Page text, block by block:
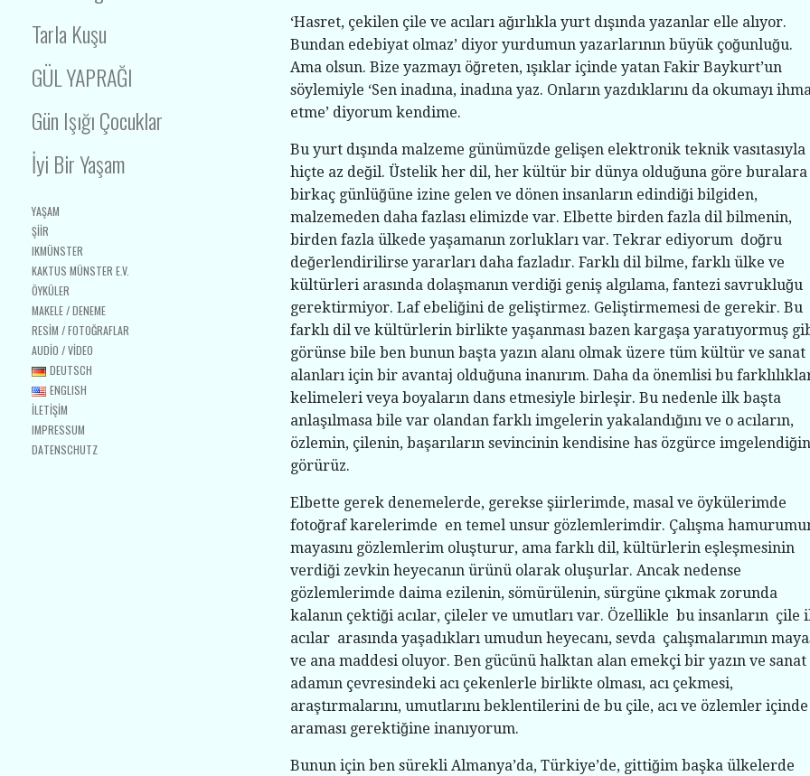
Tarla Kuşu
GÜL YAPRAĞI
Gün Işığı Çocuklar
İyi Bir Yaşam
YAŞAM
ŞIIR
IKMÜNSTER
KAKTUS MÜNSTER E.V.
ÖYKÜLER
MAKELE / DENEME
RESIM / FOTOĞRAFLAR
AUDIO / VIDEO
DEUTSCH
ENGLISH
ILETIŞIM
IMPRESSUM
DATENSCHUTZ
‘Hasret, çekilen çile ve acıları ağırlıkla yurt dışında yazanlar elle alıyor.
Bundan edebiyat olmaz’ diyor yurdumun yazarlarının büyük çoğunluğu.
Ama olsun. Bize yazmayı öğreten, ışıklar içinde yatan Fakir Baykurt’un
söylemiyle ‘Sen inadına, inadına yaz. Onların yazdıklarını da okumayı
etme’ diyorum kendime.
Bu yurt dışında malzeme günümüzde gelişen elektronik teknik vasıtasıyla
hiçte az değil. Üstelik her dil, her kültür bir dünya olduğuna göre buralara
birkaç günlüğüne izine gelen ve dönen insanların edindiği bilgiden,
malzemeden daha fazlası elimizde var. Elbette birden fazla dil bilmenin,
birden fazla ülkede yaşamanın zorlukları var. Tekrar ediyorum doğru
değerlendirilirse yararları daha fazladır. Farklı dil bilme, farklı ülke ve
kültürleri arasında dolaşmanın verdiği geniş algılama, fantezi savrukluğu
gerektirmiyor. Laf ebeliğini de geliştirmez. Geliştirmemesi de gerekir. Bu
farklı dil ve kültürlerin birlikte yaşanması bazen kargaşa yaratıyormuş
görünse bile ben bunun başta yazın alanı olmak üzere tüm kültür ve sanat
alanları için bir avantaj olduğuna inanırım. Daha da önemlisi bu
kelimeleri veya boyaların dans etmesiyle birleşir. Bu nedenle ilk başta
anlaşılmasa bile var olandan farklı imgelerin yakalandığını ve o acıların,
özlemin, çilenin, başarıların sevincinin kendisine has özgürce
görürüz.
Elbette gerek denemelerde, gerekse şiirlerimde, masal ve öykülerimde
fotoğraf karelerimde en temel unsur gözlemlerimdir. Çalışma
mayasını gözlemlerim oluşturur, ama farklı dil, kültürlerin eşleşmesinin
verdiği zevkin heyecanın ürünü olarak oluşurlar. Ancak nedense
gözlemlerimde daima ezilenin, sömürülenin, sürgüne çıkmak zorunda
kalanın çektiği acılar, çileler ve umutları var. Özellikle bu insanların çile
acılar arasında yaşadıkları umudun heyecanı, sevda çalışmalarımın
ve ana maddesi oluyor. Ben gücünü halktan alan emekçi bir yazın ve sanat
adamın çevresindeki acı çekenlerle birlikte olması, acı çekmesi,
araştırmalarını, umutlarını beklentilerini de bu çile, acı ve özlemler içinde
araması gerektiğine inanıyorum.
Bunun için ben sürekli Almanya’da, Türkiye’de, gittiğim başka ülkelerde